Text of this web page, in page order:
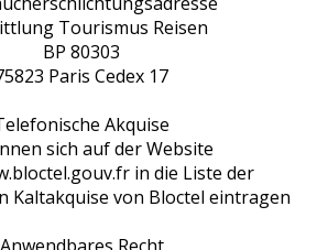
Tourismus Reisen
BP 80303
Paris Cedex 17
Akquise
sich auf der Website
in die Liste der
Kaltakquise von Bloctel eintragen